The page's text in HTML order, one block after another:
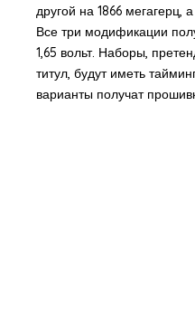
другой на 1866 мегагерц,
Все три модификации
1,65 вольт. Наборы,
титул, будут иметь
варианты получат